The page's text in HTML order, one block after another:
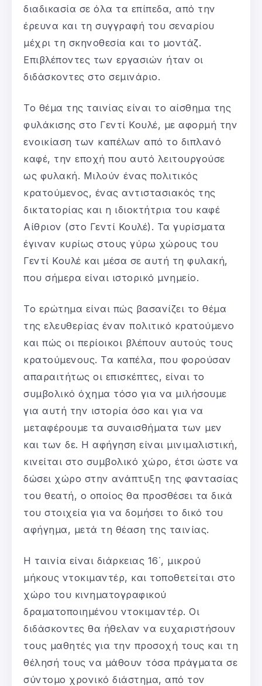
διαδικασία σε όλα τα επίπεδα, από την
έρευνα και τη συγγραφή του σεναρίου
μέχρι τη σκηνοθεσία και το μοντάζ.
Επιβλέποντες των εργασιών ήταν οι
διδάσκοντες στο σεμινάριο.
Το θέμα της ταινίας είναι το αίσθημα της
φυλάκισης στο Γεντί Κουλέ, με αφορμή την
ενοικίαση των καπέλων από το διπλανό
καφέ, την εποχή που αυτό λειτουργούσε
ως φυλακή. Μιλούν ένας πολιτικός
κρατούμενος, ένας αντιστασιακός της
δικτατορίας και η ιδιοκτήτρια του καφέ
Αίθριον (στο Γεντί Κουλέ). Τα γυρίσματα
έγιναν κυρίως στους γύρω χώρους του
Γεντί Κουλέ και μέσα σε αυτή τη φυλακή,
που σήμερα είναι ιστορικό μνημείο.
Το ερώτημα είναι πώς βασανίζει το θέμα
της ελευθερίας έναν πολιτικό κρατούμενο
και πώς οι περίοικοι βλέπουν αυτούς τους
κρατούμενους. Τα καπέλα, που φορούσαν
απαραιτήτως οι επισκέπτες, είναι το
συμβολικό όχημα τόσο για να μιλήσουμε
για αυτή την ιστορία όσο και για να
μεταφέρουμε τα συναισθήματα των μεν
και των δε. Η αφήγηση είναι μινιμαλιστική,
κινείται στο συμβολικό χώρο, έτσι ώστε να
δώσει χώρο στην ανάπτυξη της φαντασίας
του θεατή, ο οποίος θα προσθέσει τα δικά
του στοιχεία για να δομήσει το δικό του
αφήγημα, μετά τη θέαση της ταινίας.
Η ταινία είναι διάρκειας 16΄, μικρού
μήκους ντοκιμαντέρ, και τοποθετείται στο
χώρο του κινηματογραφικού
δραματοποιημένου ντοκιμαντέρ. Οι
διδάσκοντες θα ήθελαν να ευχαριστήσουν
τους μαθητές για την προσοχή τους και τη
θέλησή τους να μάθουν τόσα πράγματα σε
σύντομο χρονικό διάστημα, από τον